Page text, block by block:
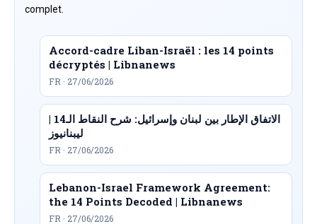
complet.
Accord-cadre Liban-Israël : les 14 points
décryptés | Libnanews
FR · 27/06/2026
الاتفاق الإطار بين لبنان وإسرائيل: شرح النقاط الـ14 |
ليبنانيوز
FR · 27/06/2026
Lebanon-Israel Framework Agreement:
the 14 Points Decoded | Libnanews
FR · 27/06/2026